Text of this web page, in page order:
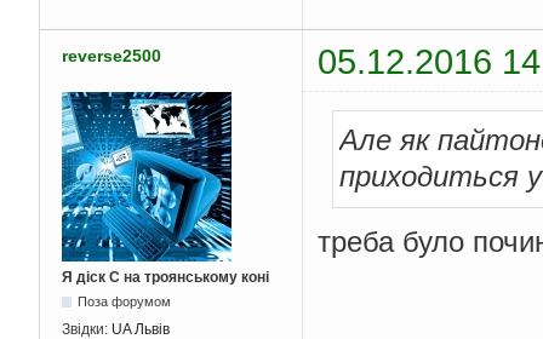
reverse2500 05.12.2016
Я діск С на троянському коні
Поза форумом
Звідки: UA Львів
Але як
приходиться
треба було